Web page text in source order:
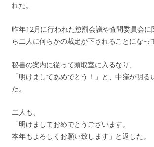
れた。
昨年12月に行われた懲罰会議や査問委員会に
ら二人に何らかの裁定が下されることになっ
秘書の案内に従って頭取室に入るなり、
「明けましてあめでとう！」と、中窪が明る
た。
二人も、
「明けましておめでとうございます。
本年もよろしくお願い致します」と返した。